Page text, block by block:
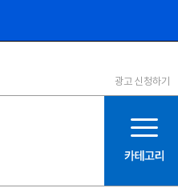
1등급
11등급
12등급
광고 신청하기